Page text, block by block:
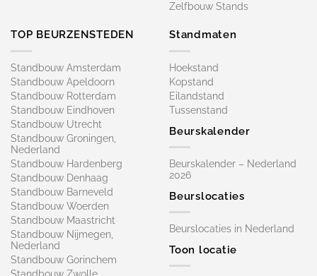
Zelfbouw Stands
TOP BEURZENSTEDEN
Standbouw Amsterdam
Standbouw Apeldoorn
Standbouw Rotterdam
Standbouw Eindhoven
Standbouw Utrecht
Standbouw Groningen,
Nederland
Standbouw Hardenberg
Standbouw Denhaag
Standbouw Barneveld
Standbouw Woerden
Standbouw Maastricht
Standbouw Nijmegen,
Nederland
Standbouw Gorinchem
Standbouw Zwolle
Standmaten
Hoekstand
Kopstand
Eilandstand
Tussenstand
Beurskalender
Beurskalender – Nederland
2026
Beurslocaties
Beurslocaties in Nederland
Toon locatie